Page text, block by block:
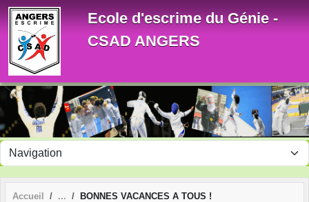
Ecole d'escrime du Génie -
CSAD ANGERS
Accueil BONNES VACANCES A TOUS !
Panneau de gestion des cookies